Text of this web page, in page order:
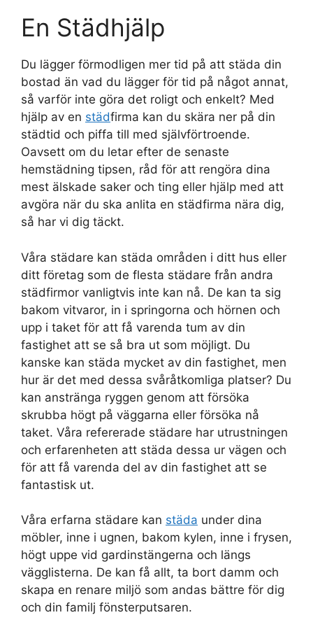
En Städhjälp
Du lägger förmodligen mer tid på att städa din
bostad än vad du lägger för tid på något annat,
så varför inte göra det roligt och enkelt? Med
hjälp av en städfirma kan du skära ner på din
städtid och piffa till med självförtroende.
Oavsett om du letar efter de senaste
hemstädning tipsen, råd för att rengöra dina
mest älskade saker och ting eller hjälp med att
avgöra när du ska anlita en städfirma nära dig,
så har vi dig täckt.
Våra städare kan städa områden i ditt hus eller
ditt företag som de flesta städare från andra
städfirmor vanligtvis inte kan nå. De kan ta sig
bakom vitvaror, in i springorna och hörnen och
upp i taket för att få varenda tum av din
fastighet att se så bra ut som möjligt. Du
kanske kan städa mycket av din fastighet, men
hur är det med dessa svåråtkomliga platser? Du
kan anstränga ryggen genom att försöka
skrubba högt på väggarna eller försöka nå
taket. Våra refererade städare har utrustningen
och erfarenheten att städa dessa ur vägen och
för att få varenda del av din fastighet att se
fantastisk ut.
Våra erfarna städare kan städa under dina
möbler, inne i ugnen, bakom kylen, inne i frysen,
högt uppe vid gardinstängerna och längs
vägglisterna. De kan få allt, ta bort damm och
skapa en renare miljö som andas bättre för dig
och din familj fönsterputsaren.